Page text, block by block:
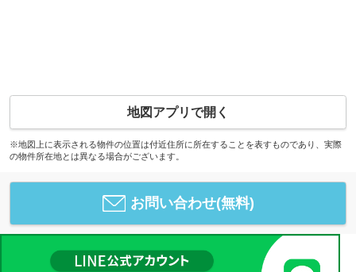
地図アプリで開く
※地図上に表示される物件の位置は付近住所に所在することを表すものであり、実際
の物件所在地とは異なる場合がございます。
お問い合わせ(無料)